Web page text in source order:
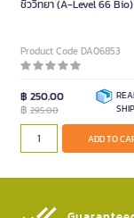
ชีววิทยา (A-Level 66
Product Code DA06853
฿ 250.00
฿ 295.00
SHIP
ADD TO